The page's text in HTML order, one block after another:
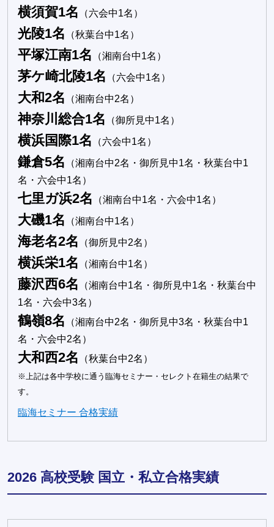
横須賀1名 （六会中1名）
光陵1名 （秋葉台中1名）
平塚江南1名 （湘南台中1名）
茅ケ崎北陵1名 （六会中1名）
大和2名 （湘南台中2名）
神奈川総合1名 （御所見中1名）
横浜国際1名 （六会中1名）
鎌倉5名
（湘南台中2名・御所見中1名・秋葉台中1
名・六会中1名）
七里ガ浜2名 （湘南台中1名・六会中1名）
大磯1名 （湘南台中1名）
海老名2名 （御所見中2名）
横浜栄1名 （湘南台中1名）
藤沢西6名
（湘南台中1名・御所見中1名・秋葉台中
1名・六会中3名）
鶴嶺8名
（湘南台中2名・御所見中3名・秋葉台中1
名・六会中2名）
大和西2名 （秋葉台中2名）
※上記は各中学校に通う臨海セミナー・セレクト在籍生の結果で
す。
臨海セミナー 合格実績
2026 高校受験 国立・私立合格実績